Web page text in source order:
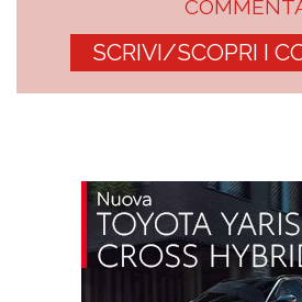
SCRIVI/SCOPRI I